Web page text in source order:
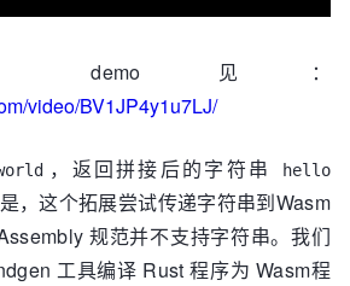
见：
video/BV1JP4y1u7LJ/
，返回拼接后的字符串
hello
，这个拓展尝试传递字符串到Wasm
规范并不支持字符串。我们
工具编译 Rust 程序为 Wasm程